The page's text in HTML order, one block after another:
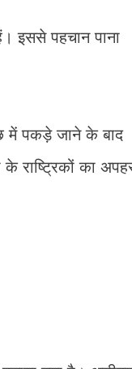
इससे पहचान पाना
में पकड़े जाने के बाद
राष्ट्रिकों का